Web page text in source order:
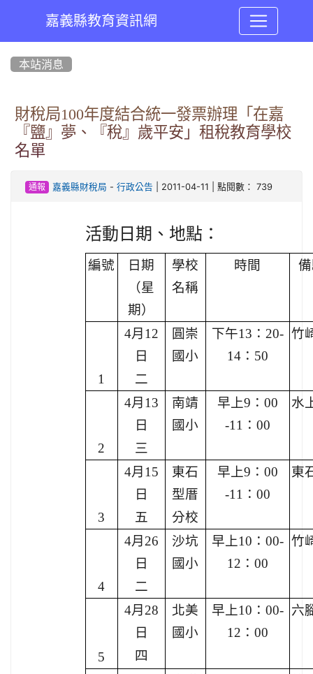
嘉義縣教育資訊網
本站消息
財稅局100年度結合統一發票辦理「在嘉
『鹽』夢、『稅』歲平安」租稅教育學校
名單
通報 嘉義縣財稅局 - 行政公告 | 2011-04-11 | 點閱數： 739
活動日期、地點：
編號
日期
（星
期）
學校
名稱
時間
1
4月12
日
圓崇
國小
下午13：20-
14：50
竹
二
2
4月13
日
南靖
國小
早上9：00
-11：00
水
三
3
4月15
日
東石
型厝
早上9：00
-11：00
東
五 分校
4
4月26
日
沙坑
國小
早上10：00-
12：00
竹
二
5
4月28
日
北美
國小
早上10：00-
12：00
六
四